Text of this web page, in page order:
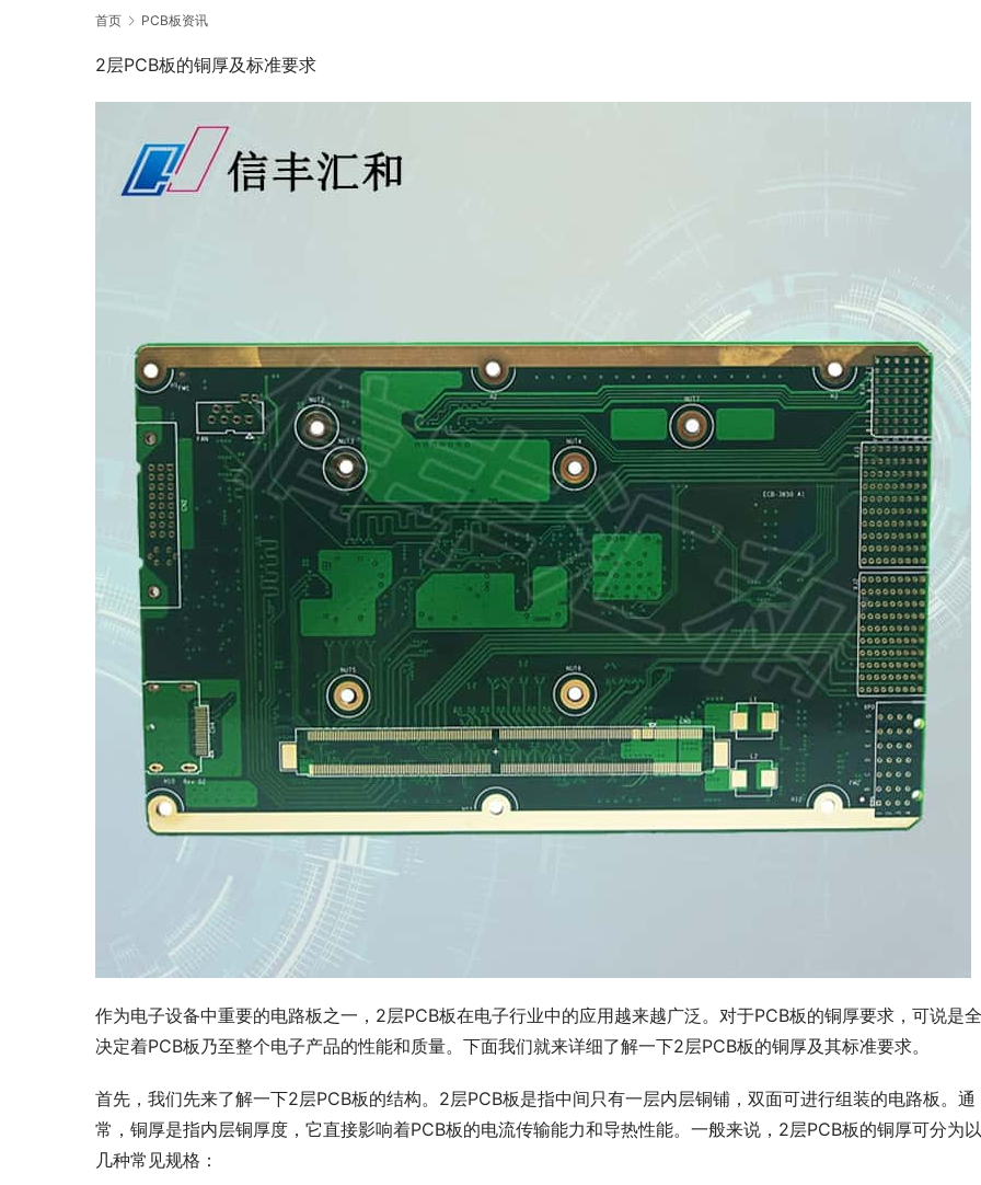
首页 PCB板资讯
2层PCB板的铜厚及标准要求
作为电子设备中重要的电路板之一，2层PCB板在电子行业中的应用越来越广泛。对于PCB板的铜厚要求，可说是
决定着PCB板乃至整个电子产品的性能和质量。下面我们就来详细了解一下2层PCB板的铜厚及其标准要求。
首先，我们先来了解一下2层PCB板的结构。2层PCB板是指中间只有一层内层铜铺，双面可进行组装的电路板。通
常，铜厚是指内层铜厚度，它直接影响着PCB板的电流传输能力和导热性能。一般来说，2层PCB板的铜厚可分为
几种常见规格：